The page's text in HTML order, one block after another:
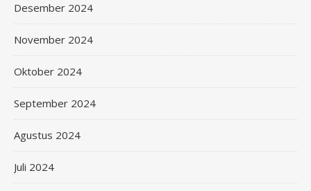
Desember 2024
November 2024
Oktober 2024
September 2024
Agustus 2024
Juli 2024